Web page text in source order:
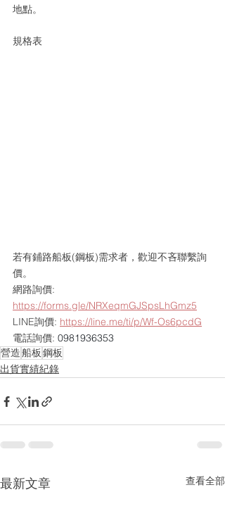
地點。
規格表
若有鋪路船板(鋼板)需求者，歡迎不吝聯繫詢
價。
網路詢價:
https://forms.gle/NRXeqmGJSpsLhGmz5
LINE詢價: https://line.me/ti/p/Wf-Os6pcdG
電話詢價: 0981936353
營造船板 鋼板
出貨實績紀錄
最新文章 查看全部